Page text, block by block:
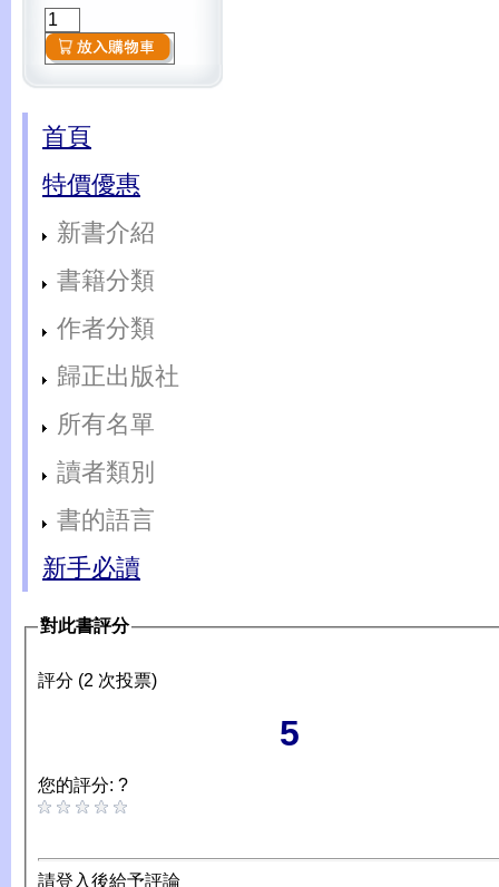
首頁
特價優惠
新書介紹
書籍分類
作者分類
歸正出版社
所有名單
讀者類別
書的語言
新手必讀
對此書評分
評分 (2 次投票)
5
您的評分: ?
請登入後給予評論